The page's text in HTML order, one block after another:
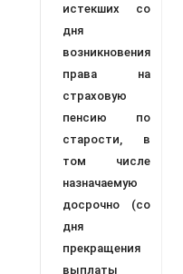
истек­ших со
дня
возникновения
права на
страховую
пенсию по
старо­сти, в
том числе
назначаемую
досрочно (со
дня
прекращения
выплаты